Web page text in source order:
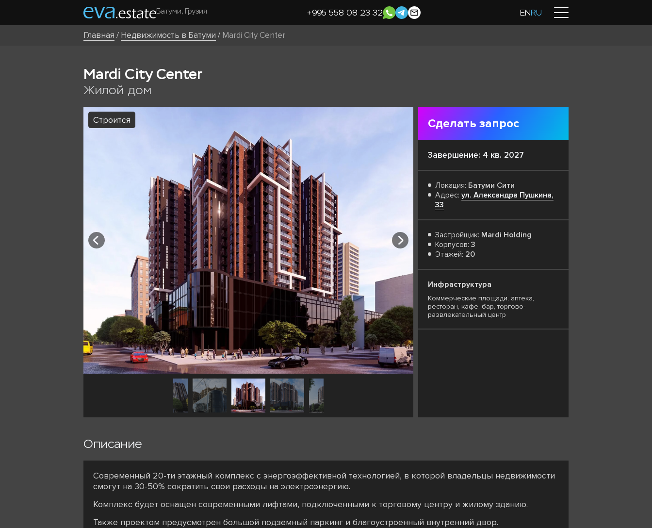
Батуми, Грузия +995 558 08 23 32 ENRU
Главная / Недвижимость в Батуми / Mardi City Center
Mardi City Center
Жилой дом
Строится Сделать запрос
Завершение: 4 кв. 2027
Локация: Батуми Сити
Адрес: ул. Александра Пушкина,
33
Застройщик: Mardi Holding
Корпусов: 3
Этажей: 20
Инфраструктура
Коммерческие площади, аптека,
ресторан, кафе, бар, торгово-
развлекательный центр
Описание
Современный 20-ти этажный комплекс с энергоэффективной технологией, в которой владельцы недвижимости
смогут на 30-50% сократить свои расходы на электроэнергию.
Комплекс будет оснащен современными лифтами, подключенными к торговому центру и жилому зданию.
Также проектом предусмотрен большой подземный паркинг и благоустроенный внутренний двор.